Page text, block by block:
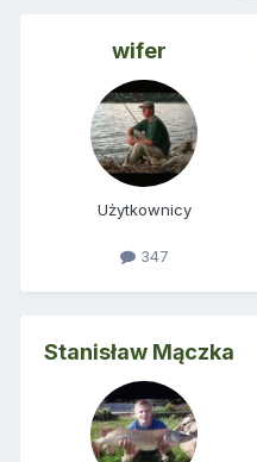
wifer
Użytkownicy
347
Stanisław Mączka